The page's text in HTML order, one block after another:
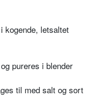
kogende, letsaltet
pureres i blender
til med salt og sort